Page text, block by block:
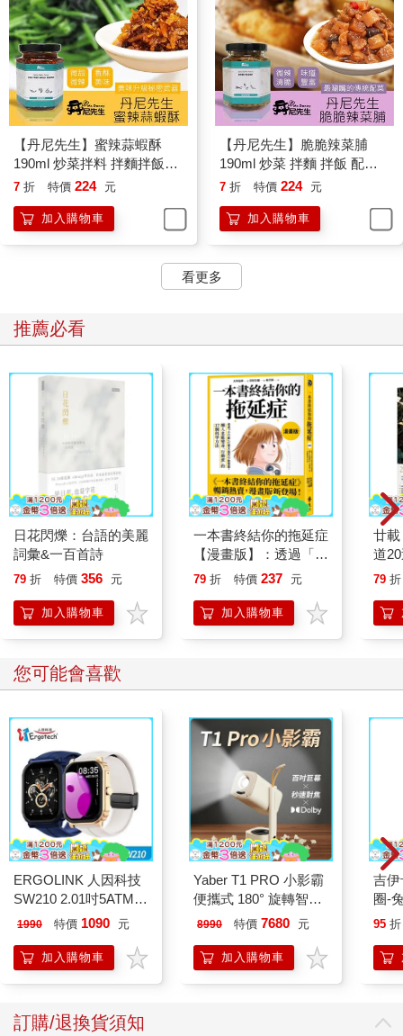
【丹尼先生】蜜辣蒜蝦酥
190ml 炒菜拌料 拌麵拌飯醬
料 蝦米 蝦干
7 折 特價 224 元
加入購物車
【丹尼先生】脆脆辣菜脯
190ml 炒菜 拌麵 拌飯 配菜
醬菜 醃漬菜
7 折 特價 224 元
加入購物車
看更多
推薦必看
日花閃爍：台語的美麗
詞彙&一百首詩
79 折 特價 356 元
加入購物車
一本書終結你的拖延症
【漫畫版】：透過「小
行動」打開大腦的行動
「行動派」的37個科
學方法
79 折 特價 237 元
加入購物車
廿
道
79 折
您可能會喜歡
ERGOLINK 人因科技
SW210 2.01吋5ATM游
泳心率血氧藍牙通話腕
1990 特價 1090 元
加入購物車
Yaber T1 PRO 小影霸
便攜式 180° 旋轉智能
投影機
8990 特價 7680 元
加入購物車
吉伊卡哇
圈-
95 折
訂購/退換貨須知